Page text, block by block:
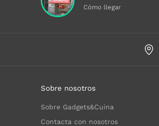
Cómo llegar
Sobre nosotros
Sobre Gadgets&Cuina
Contacta con nosotros